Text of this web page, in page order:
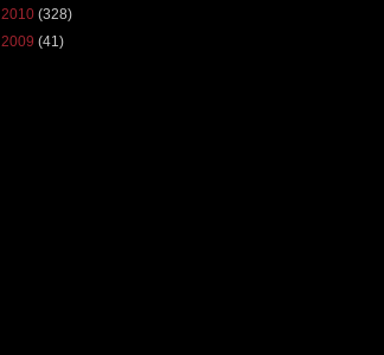
2010 (328)
2009 (41)